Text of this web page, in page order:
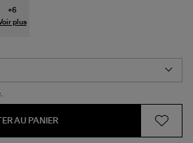
+6
plus
AU PANIER